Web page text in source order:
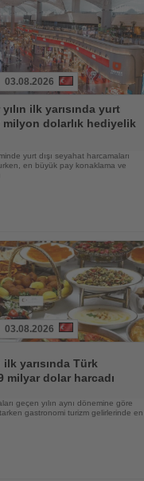
03.08.2026
ilk yarısında yurt
milyon dolarlık hediyelik
yurt dışı seyahat harcamaları
en büyük pay konaklama ve
03.08.2026
ilk yarısında Türk
milyar dolar harcadı
geçen yılın aynı dönemine göre
gastronomi turizm gelirlerinde en